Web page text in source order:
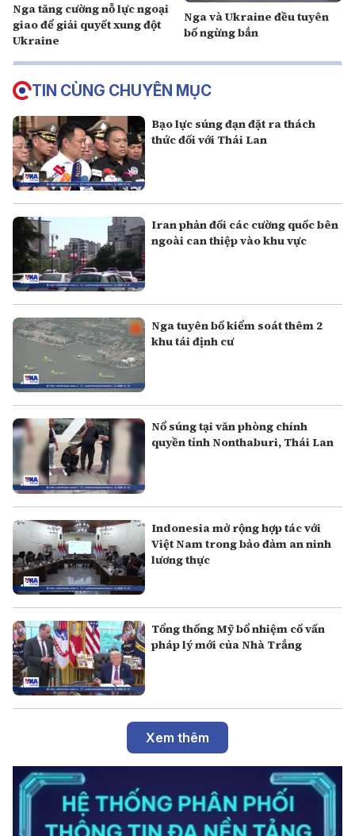
Nga tăng cường nỗ lực ngoại
giao để giải quyết xung đột
Ukraine
Nga và Ukraine đều tuyên
bố ngừng bắn
TIN CÙNG CHUYÊN MỤC
Bạo lực súng đạn đặt ra thách
thức đối với Thái Lan
Iran phản đối các cường quốc bên
ngoài can thiệp vào khu vực
Nga tuyên bố kiểm soát thêm 2
khu tái định cư
Nổ súng tại văn phòng chính
quyền tỉnh Nonthaburi, Thái Lan
Indonesia mở rộng hợp tác với
Việt Nam trong bảo đảm an ninh
lương thực
Tổng thống Mỹ bổ nhiệm cố vấn
pháp lý mới của Nhà Trắng
Xem thêm